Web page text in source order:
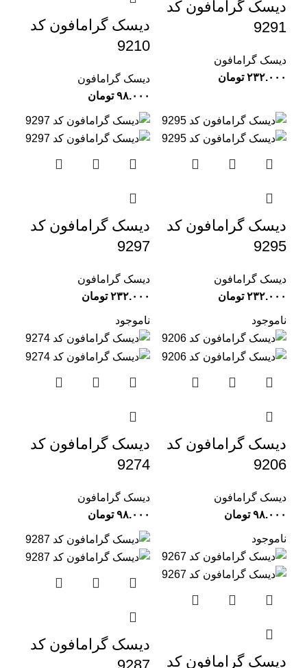
دیسک گرامافون کد
9291
دیسک گرامافون
تومان
دیسک گرامافون کد
9210
دیسک گرامافون
تومان
دیسک گرامافون کد
9295
دیسک گرامافون
تومان
دیسک گرامافون کد
9297
دیسک گرامافون
تومان
ناموجود
دیسک گرامافون کد
9206
دیسک گرامافون
تومان
ناموجود
دیسک گرامافون کد
9274
دیسک گرامافون
تومان
ناموجود
دیسک گرامافون کد
دیسک گرامافون کد